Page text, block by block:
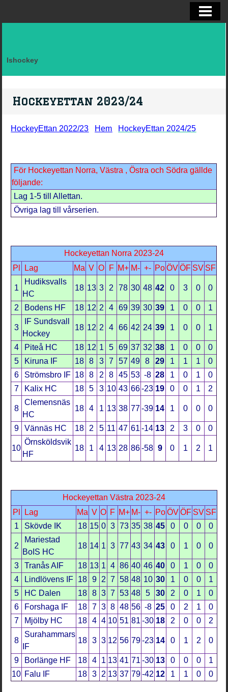
BRYNÄS SPELARSTATISTIK
Ishockey
Hockeyettan 2023/24
HockeyEttan 2022/23 Hem HockeyEttan 2024/25
För Hockeyettan Norra, Västra , Östra och Södra gällde
följande:
Lag 1-5 till Allettan.
Övriga lag till vårserien.
Hockeyettan Norra 2023-24
Pl
Lag Ma V O F M+ M- +- Po ÖV ÖF SV SF
1
Hudiksvalls
HC
18 13 3 2 78 30 48 42 0 3 0 0
2 Bodens HF 18 12 2 4 69 39 30 39 1 0 0 1
3
IF Sundsvall
Hockey
18 12 2 4 66 42 24 39 1 0 0 1
4 Piteå HC 18 12 1 5 69 37 32 38 1 0 0
0
5
Kiruna IF 18 8 3 7 57 49 8 29 1 1 1
0
6
Strömsbro IF 18 8 2 8 45 53 -8 28 1 0 1
0
7
Kalix HC 18 5 3 10 43 66 -23 19 0 0 1 2
8
Clemensnäs
HC
18 4 1 13 38 77 -39 14 1 0 0 0
9 Vännäs HC 18 2 5 11 47 61 -14 13 2 3 0 0
10
Örnsköldsvik
HF
18 1 4 13 28 86 -58 9 0 1 2 1
Hockeyettan Västra 2023-24
Pl
Lag Ma V O F M+ M- +- Po ÖV ÖF SV SF
1
Skövde IK 18 15 0 3 73 35 38 45 0 0 0 0
2
Mariestad
BoIS HC
18 14 1 3 77 43 34 43 0 1 0 0
3 Tranås AIF 18 13 1 4 86 40 46 40 0 1 0
0
4
Lindlövens IF 18 9 2 7 58 48 10 30 1 0 0
1
5
HC Dalen 18 8 3 7 53 48 5 30 2 0 1
0
6
Forshaga IF 18 7 3 8 48 56 -8 25 0 2 1
0
7
Mjölby HC 18 4 4 10 51 81 -30 18 2 0 0 2
8
Surahammars
IF
18 3 3 12 56 79 -23 14 0 1 2 0
9 Borlänge HF 18 4 1 13 41 71 -30 13 0 0 0
1
10 Falu IF 18 3 2 13 37 79 -42 12 1 1 0 0